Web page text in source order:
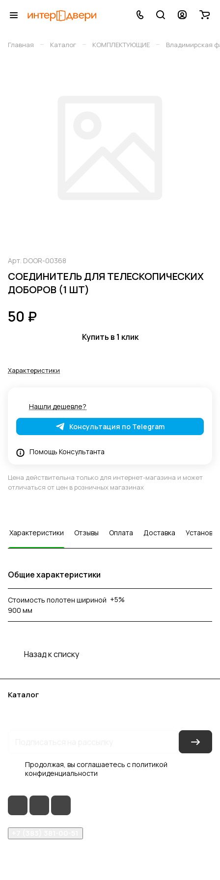
Главная – Каталог – КОМПЛЕКТУЮЩИЕ – Владимирская
Арт. DOOR-00368
СОЕДИНИТЕЛЬ ДЛЯ ТЕЛЕСКОПИЧЕСКИХ
ДОБОРОВ (1 ШТ)
50 ₽
Купить в 1 клик
Характеристики
Нашли дешевле?
Консультация по Telegram
Помощь Консультанта
Цена действительна только для интернет-магазина и может
отличаться от цен в розничных магазинах
Характеристики Отзывы Оплата Доставка Установка
Общие характеристики
Стоимость полотен шириной
900 мм
+5%
Назад к списку
Каталог
Продолжая, вы соглашаетесь сполитикой
конфиденциальности